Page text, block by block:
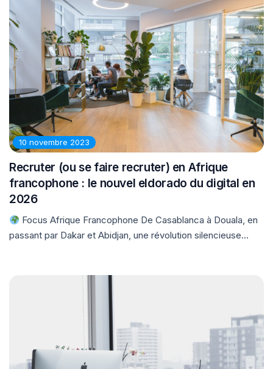
10 novembre 2023
Recruter (ou se faire recruter) en Afrique
francophone : le nouvel eldorado du digital en
2026
Focus Afrique Francophone De Casablanca à Douala, en
passant par Dakar et Abidjan, une révolution silencieuse...